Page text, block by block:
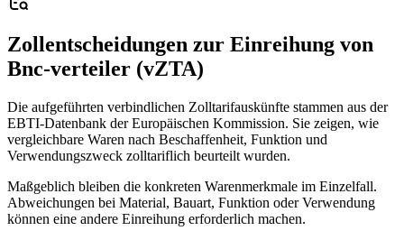
Zollentscheidungen zur Einreihung von
Bnc-verteiler (vZTA)
Die aufgeführten verbindlichen Zolltarifauskünfte stammen aus der
EBTI-Datenbank der Europäischen Kommission. Sie zeigen, wie
vergleichbare Waren nach Beschaffenheit, Funktion und
Verwendungszweck zolltariflich beurteilt wurden.
Maßgeblich bleiben die konkreten Warenmerkmale im Einzelfall.
Abweichungen bei Material, Bauart, Funktion oder Verwendung
können eine andere Einreihung erforderlich machen.